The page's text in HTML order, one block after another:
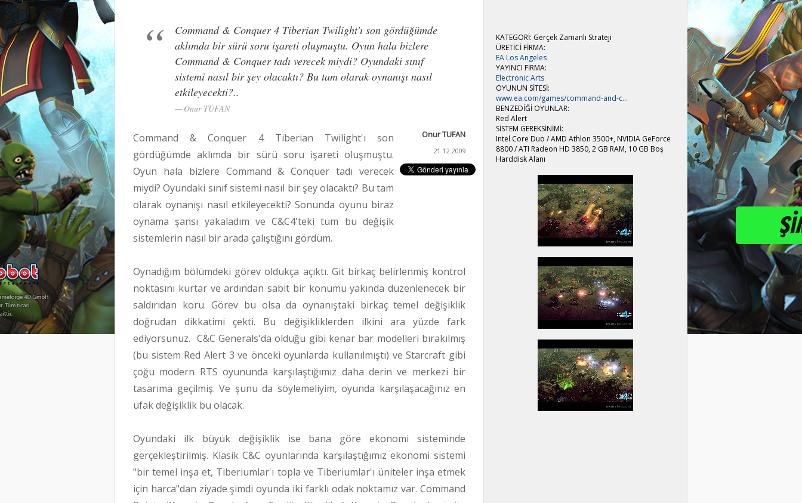
Command & Conquer 4 Tiberian Twilight'ı son gördüğümde
aklımda bir sürü soru işareti oluşmuştu. Oyun hala bizlere
Command & Conquer tadı verecek miydi? Oyundaki sınıf
sistemi nasıl bir şey olacaktı? Bu tam olarak oynanışı nasıl
etkileyecekti?..
Onur TUFAN
Onur TUFAN
21.12.2009
Command & Conquer 4 Tiberian Twilight'ı son
gördüğümde aklımda bir sürü soru işareti oluşmuştu.
Oyun hala bizlere Command & Conquer tadı verecek
miydi? Oyundaki sınıf sistemi nasıl bir şey olacaktı? Bu tam
olarak oynanışı nasıl etkileyecekti? Sonunda oyunu biraz
oynama şansı yakaladım ve C&C4'teki tüm bu değişik
sistemlerin nasıl bir arada çalıştığını gördüm.
Oynadığım bölümdeki görev oldukça açıktı. Git birkaç belirlenmiş kontrol
noktasını kurtar ve ardından sabit bir konumu yakında düzenlenecek bir
saldırıdan koru. Görev bu olsa da oynanıştaki birkaç temel değişiklik
doğrudan dikkatimi çekti. Bu değişikliklerden ilkini ara yüzde fark
ediyorsunuz. C&C Generals'da olduğu gibi kenar bar modelleri bırakılmış
(bu sistem Red Alert 3 ve önceki oyunlarda kullanılmıştı) ve Starcraft gibi
çoğu modern RTS oyununda karşılaştığımız daha derin ve merkezi bir
tasarıma geçilmiş. Ve şunu da söylemeliyim, oyunda karşılaşacağınız en
ufak değişiklik bu olacak.
Oyundaki ilk büyük değişiklik ise bana göre ekonomi sisteminde
gerçekleştirilmiş. Klasik C&C oyunlarında karşılaştığımız ekonomi sistemi
"bir temel inşa et, Tiberiumlar'ı topla ve Tiberiumlar'ı üniteler inşa etmek
için harca"dan ziyade şimdi oyunda iki farklı odak noktamız var. Command
KATEGORİ: Gerçek Zamanlı Strateji
ÜRETİCİ FİRMA:
EA Los Angeles
YAYINCI FİRMA:
Electronic Arts
OYUNUN SİTESİ:
www.ea.com/games/command-and-c...
BENZEDİĞİ OYUNLAR:
Red Alert
SİSTEM GEREKSİNİMİ:
Intel Core Duo / AMD Athlon 3500+, NVIDIA GeForce
8800 / ATI Radeon HD 3850, 2 GB RAM, 10 GB Boş
Harddisk Alanı